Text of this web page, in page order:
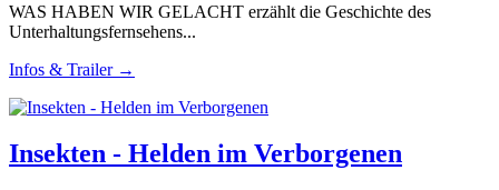
WAS HABEN WIR GELACHT erzählt die Geschichte des
Unterhaltungsfernsehens...
Infos & Trailer →
Insekten - Helden im Verborgenen